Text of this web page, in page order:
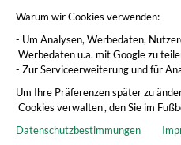
Warum wir Cookies verwenden:
- Um Analysen, Werbedaten,
Werbedaten u.a. mit Google zu
- Zur Serviceerweiterung und für
Um Ihre Präferenzen später zu
'Cookies verwalten', den Sie im
Datenschutzbestimmungen